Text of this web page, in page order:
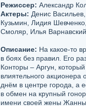
Режиссер: Александр
Актеры: Денис
Кузьмин, Лидия
Смоляр, Илья
Описание: На какое-то
в боях без правил. Его
Конторы – Аргун,
влиятельного акционера
днём в центре города, а
в обмен на крупный
имени своей жены